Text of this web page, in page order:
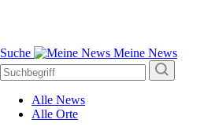
Suche Meine News
Alle News
Alle Orte